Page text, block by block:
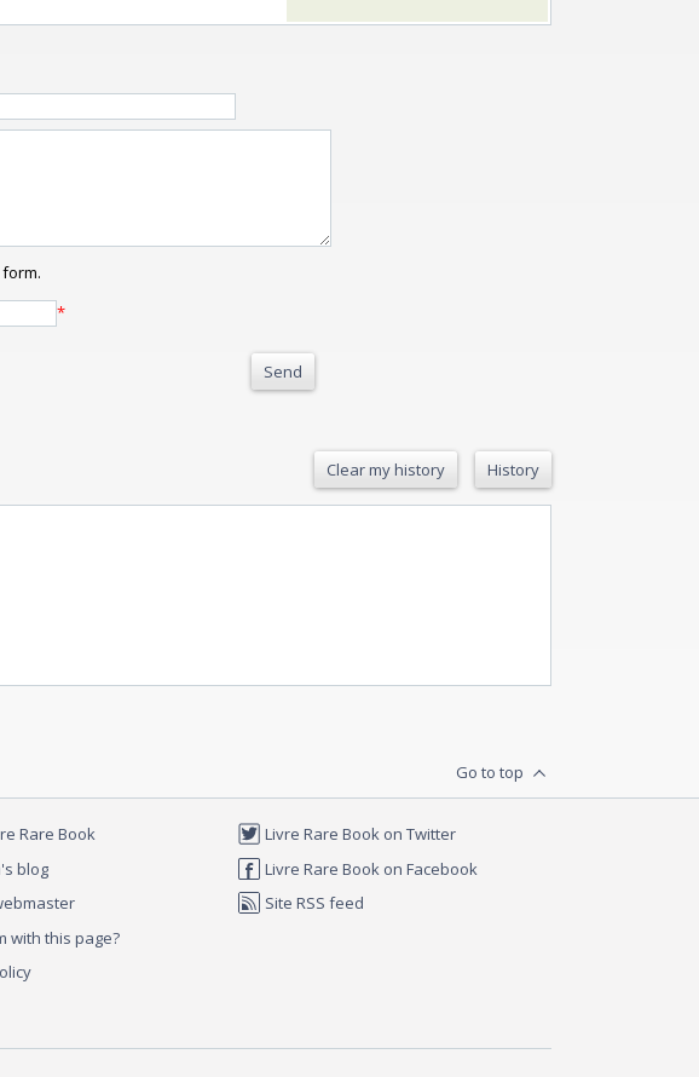
*
Send
Clear my history History
Go to top
Rare Book
blog
with this page?
Livre Rare Book on Twitter
Livre Rare Book on Facebook
Site RSS feed